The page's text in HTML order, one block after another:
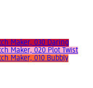
Maker, 030 Daring
Maker, 020 Plot Twist
Maker, 010 Bubbly